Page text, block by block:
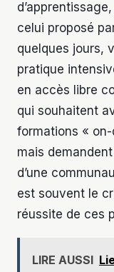
celui proposé
quelques jours,
pratique
en accès libre
qui souhaitent
formations «
mais
d’une
est souvent le
réussite de ces
LIRE AUSSI